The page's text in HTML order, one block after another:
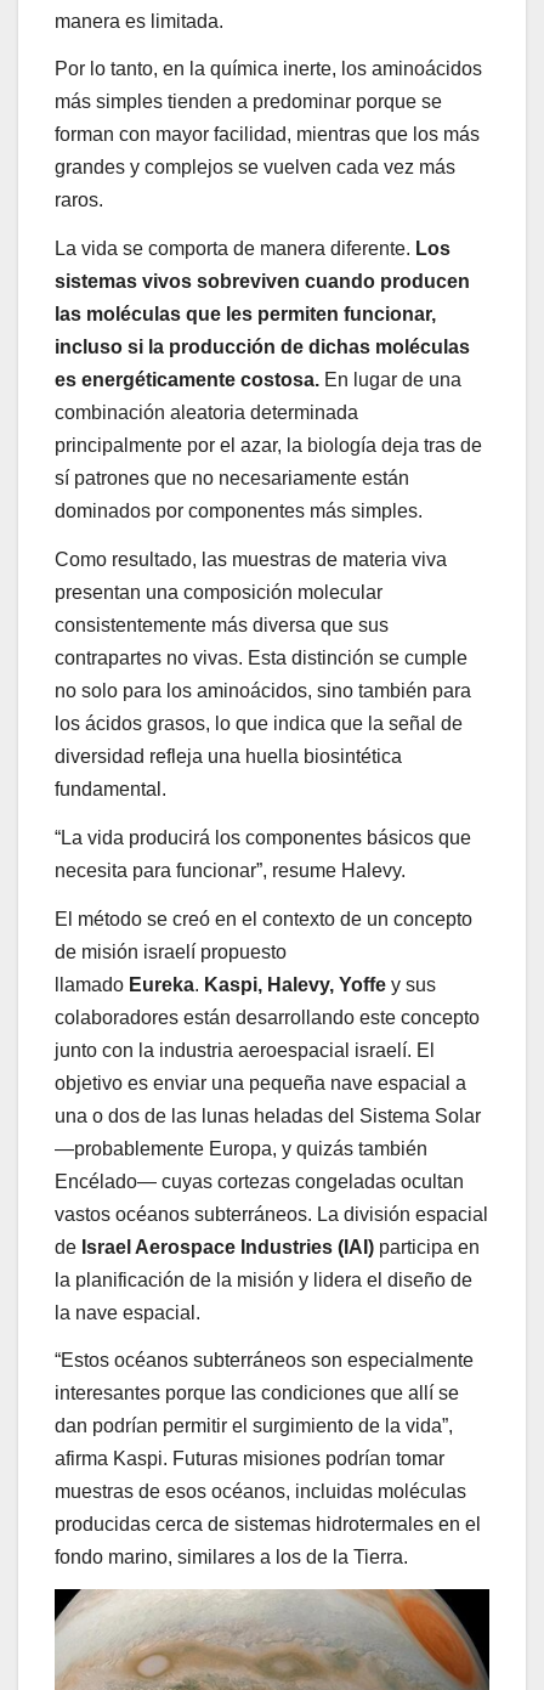
manera es limitada.
Por lo tanto, en la química inerte, los aminoácidos
más simples tienden a predominar porque se
forman con mayor facilidad, mientras que los más
grandes y complejos se vuelven cada vez más
raros.
La vida se comporta de manera diferente. Los
sistemas vivos sobreviven cuando producen
las moléculas que les permiten funcionar,
incluso si la producción de dichas moléculas
es energéticamente costosa. En lugar de una
combinación aleatoria determinada
principalmente por el azar, la biología deja tras de
sí patrones que no necesariamente están
dominados por componentes más simples.
Como resultado, las muestras de materia viva
presentan una composición molecular
consistentemente más diversa que sus
contrapartes no vivas. Esta distinción se cumple
no solo para los aminoácidos, sino también para
los ácidos grasos, lo que indica que la señal de
diversidad refleja una huella biosintética
fundamental.
“La vida producirá los componentes básicos que
necesita para funcionar”, resume Halevy.
El método se creó en el contexto de un concepto
de misión israelí propuesto
llamado Eureka. Kaspi, Halevy, Yoffe y sus
colaboradores están desarrollando este concepto
junto con la industria aeroespacial israelí. El
objetivo es enviar una pequeña nave espacial a
una o dos de las lunas heladas del Sistema Solar
—probablemente Europa, y quizás también
Encélado— cuyas cortezas congeladas ocultan
vastos océanos subterráneos. La división espacial
de Israel Aerospace Industries (IAI) participa en
la planificación de la misión y lidera el diseño de
la nave espacial.
“Estos océanos subterráneos son especialmente
interesantes porque las condiciones que allí se
dan podrían permitir el surgimiento de la vida”,
afirma Kaspi. Futuras misiones podrían tomar
muestras de esos océanos, incluidas moléculas
producidas cerca de sistemas hidrotermales en el
fondo marino, similares a los de la Tierra.